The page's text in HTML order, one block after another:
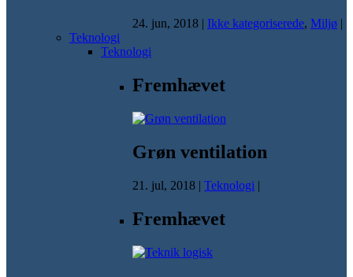
24. jun, 2018 | Ikke kategoriserede, Miljø |
Teknologi
Teknologi
Fremhævet
Grøn ventilation
21. jul, 2018 | Teknologi |
Fremhævet